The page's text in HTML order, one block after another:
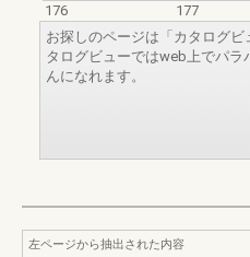
176
177
お探しのページは「カタログ
タログビューではweb上でパラ
んになれます。
左ページから抽出された内容